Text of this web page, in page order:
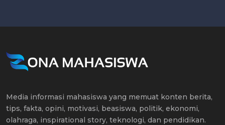
Media informasi mahasiswa yang memuat konten berita,
tips, fakta, opini, motivasi, beasiswa, politik, ekonomi,
olahraga, inspirational story, teknologi, dan pendidikan.